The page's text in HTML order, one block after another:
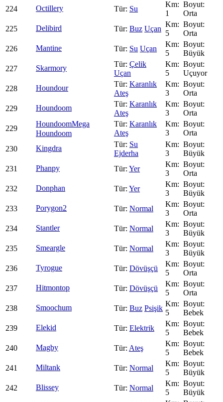
224
Octillery Su
1
Orta
225
Delibird Buz Uçan
5
Orta
226
Mantine Su Uçan
5
Büyük
227
Skarmory
Çelik
Uçan
5
Uçuyor
228
Houndour
Karanlık
Ateş
3
Orta
229
Houndoom
Karanlık
Ateş
3
Orta
229
HoundoomMega
Houndoom
Karanlık
Ateş
3
Orta
230
Kingdra
Su
Ejderha
3
Büyük
231
Phanpy Yer
3
Orta
232
Donphan Yer
3
Büyük
233
Porygon2 Normal
3
Orta
234
Stantler Normal
3
Büyük
235
Smeargle Normal
3
Büyük
236
Tyrogue Dövüşçü
5
Orta
237
Hitmontop Dövüşçü
5
Orta
238
Smoochum Buz Psişik
5
Bebek
239
Elekid Elektrik
5
Bebek
240
Magby Ateş
5
Bebek
241
Miltank Normal
5
Büyük
242
Blissey Normal
5
Büyük